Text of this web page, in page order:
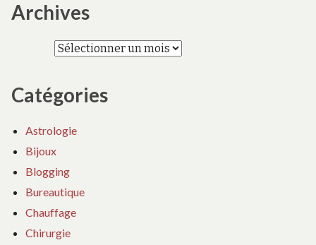
Archives
Catégories
Astrologie
Bijoux
Blogging
Bureautique
Chauffage
Chirurgie